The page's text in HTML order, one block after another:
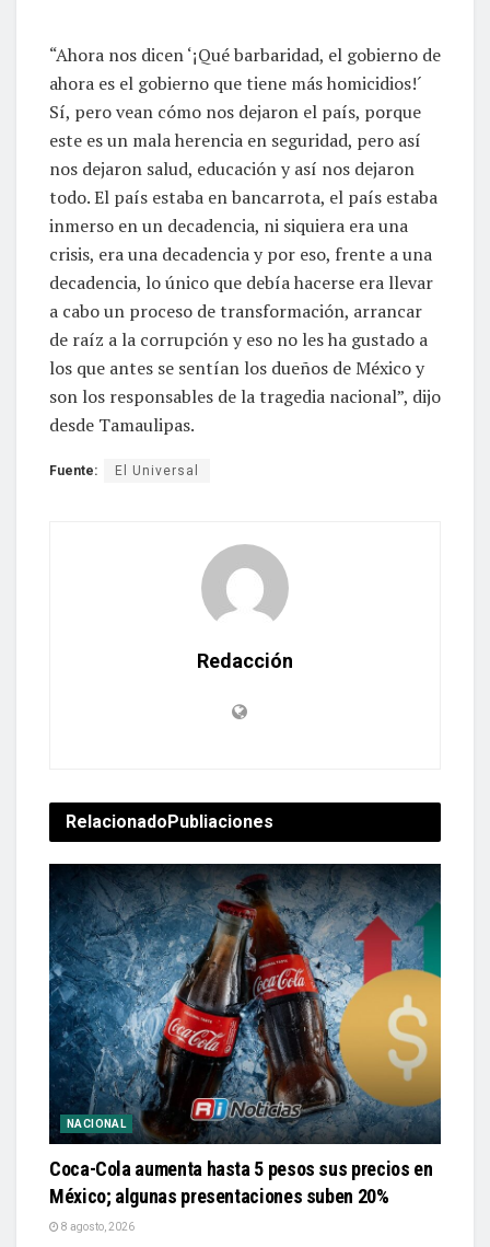
“Ahora nos dicen ‘¡Qué barbaridad, el gobierno de
ahora es el gobierno que tiene más homicidios!´
Sí, pero vean cómo nos dejaron el país, porque
este es un mala herencia en seguridad, pero así
nos dejaron salud, educación y así nos dejaron
todo. El país estaba en bancarrota, el país estaba
inmerso en un decadencia, ni siquiera era una
crisis, era una decadencia y por eso, frente a una
decadencia, lo único que debía hacerse era llevar
a cabo un proceso de transformación, arrancar
de raíz a la corrupción y eso no les ha gustado a
los que antes se sentían los dueños de México y
son los responsables de la tragedia nacional”, dijo
desde Tamaulipas.
Fuente: El Universal
Redacción
Relacionado Publiaciones
NACIONAL
Coca-Cola aumenta hasta 5 pesos sus precios en
México; algunas presentaciones suben 20%
8 agosto, 2026